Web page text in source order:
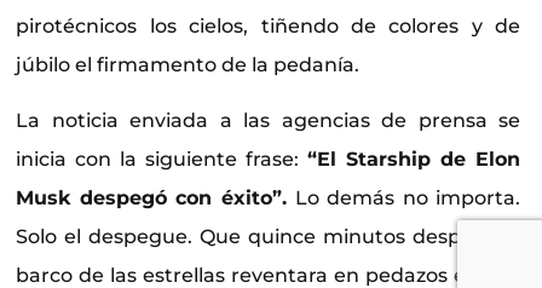
pirotécnicos los cielos, tiñendo de colores y de
júbilo el firmamento de la pedanía.
La noticia enviada a las agencias de prensa se
inicia con la siguiente frase:“El Starship de Elon
Musk despegó con éxito”. Lo demás no importa.
Solo el despegue. Que quince minutos después el
barco de las estrellas reventara en pedazos es una